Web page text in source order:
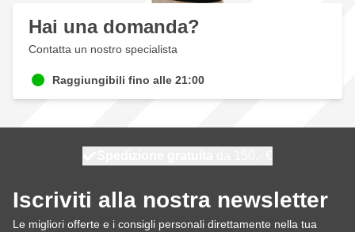
Hai una domanda?
Contatta un nostro specialista
Raggiungibili fino alle 21:00
Iscriviti alla nostra newsletter
Le migliori offerte e i consigli personali direttamente nella tua